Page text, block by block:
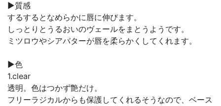
▶︎質感
するするとなめらかに唇に伸びます。
しっとりとうるおいのヴェールをまとうようです。
ミツロウやシアバターが唇を柔らかくしてくれます。
▶︎色
1.clear
透明。色はつかず艶だけ。
フリーラジカルからも保護してくれるそうなので、ベース